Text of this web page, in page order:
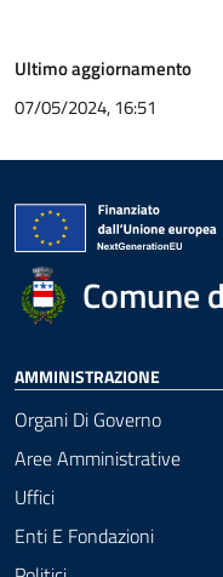
Ultimo aggiornamento
07/05/2024, 16:51
Comune
AMMINISTRAZIONE
Organi Di Governo
Aree Amministrative
Uffici
Enti E Fondazioni